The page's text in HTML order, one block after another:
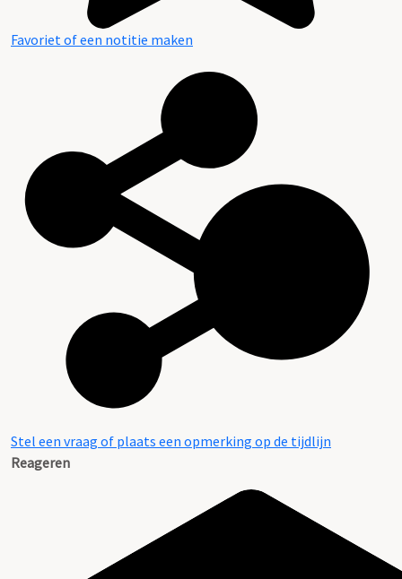
Favoriet of een notitie maken
Stel een vraag of plaats een opmerking op de tijdlijn
Reageren